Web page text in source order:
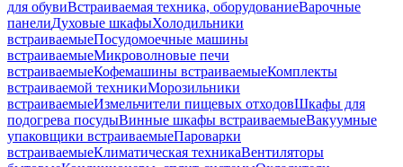
для обувиВстраиваемая техника, оборудованиеВарочные
панелиДуховые шкафыХолодильники
встраиваемыеПосудомоечные машины
встраиваемыеМикроволновые печи
встраиваемыеКофемашины встраиваемыеКомплекты
встраиваемой техникиМорозильники
встраиваемыеИзмельчители пищевых отходовШкафы для
подогрева посудыВинные шкафы встраиваемыеВакуумные
упаковщики встраиваемыеПароварки
встраиваемыеКлиматическая техникаВентиляторы